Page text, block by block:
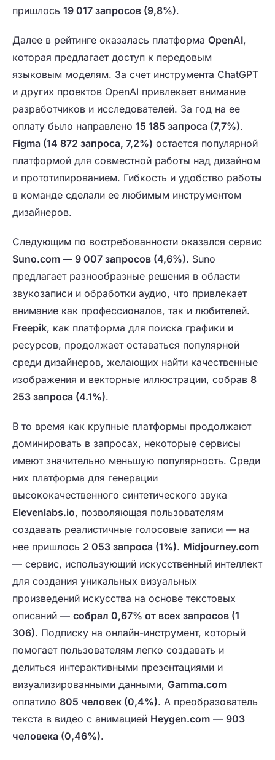
пришлось 19 017 запросов (9,8%).
Далее в рейтинге оказалась платформа OpenAI,
которая предлагает доступ к передовым
языковым моделям. За счет инструмента ChatGPT
и других проектов OpenAI привлекает внимание
разработчиков и исследователей. За год на ее
оплату было направлено 15 185 запроса (7,7%).
Figma (14 872 запроса, 7,2%) остается популярной
платформой для совместной работы над дизайном
и прототипированием. Гибкость и удобство работы
в команде сделали ее любимым инструментом
дизайнеров.
Следующим по востребованности оказался сервис
Suno.com — 9 007 запросов (4,6%). Suno
предлагает разнообразные решения в области
звукозаписи и обработки аудио, что привлекает
внимание как профессионалов, так и любителей.
Freepik, как платформа для поиска графики и
ресурсов, продолжает оставаться популярной
среди дизайнеров, желающих найти качественные
изображения и векторные иллюстрации, собрав 8
253 запроса (4.1%).
В то время как крупные платформы продолжают
доминировать в запросах, некоторые сервисы
имеют значительно меньшую популярность. Среди
них платформа для генерации
высококачественного синтетического звука
Elevenlabs.io, позволяющая пользователям
создавать реалистичные голосовые записи — на
нее пришлось 2 053 запроса (1%). Midjourney.com
— сервис, использующий искусственный интеллект
для создания уникальных визуальных
произведений искусства на основе текстовых
описаний — собрал 0,67% от всех запросов (1
306). Подписку на онлайн-инструмент, который
помогает пользователям легко создавать и
делиться интерактивными презентациями и
визуализированными данными, Gamma.com
оплатило 805 человек (0,4%). А преобразователь
текста в видео с анимацией Heygen.com — 903
человека (0,46%).